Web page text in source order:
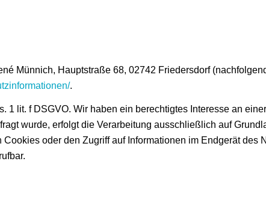
Münnich, Hauptstraße 68, 02742 Friedersdorf
.
1 lit. f DSGVO. Wir haben ein berechtigtes Interesse an
wurde, erfolgt die Verarbeitung ausschließlich auf
oder den Zugriff auf Informationen im Endgerät des